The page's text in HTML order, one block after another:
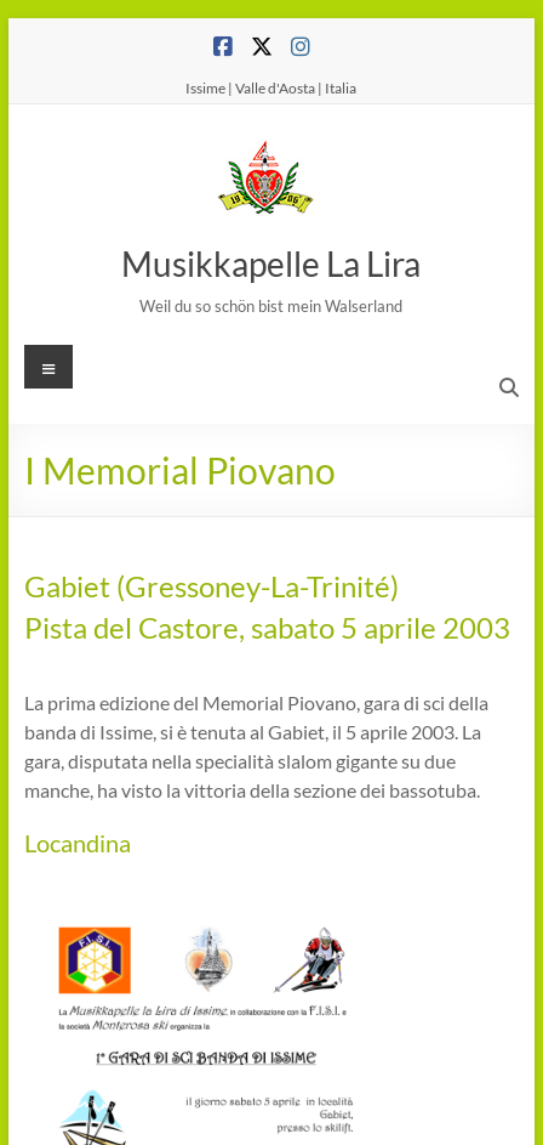
Issime | Valle d'Aosta | Italia
Musikkapelle La Lira
Weil du so schön bist mein Walserland
Menu
I Memorial Piovano
Gabiet (Gressoney-La-Trinité)
Pista del Castore, sabato 5 aprile 2003
La prima edizione del Memorial Piovano, gara di sci della
banda di Issime, si è tenuta al Gabiet, il 5 aprile 2003. La
gara, disputata nella specialità slalom gigante su due
manche, ha visto la vittoria della sezione dei bassotuba.
Locandina